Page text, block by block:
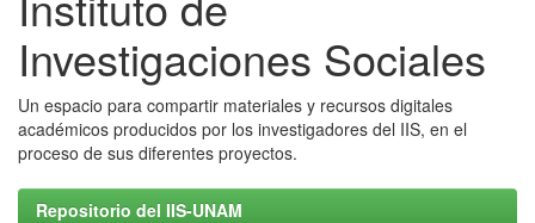
Investigaciones Sociales
Un espacio para compartir materiales y recursos digitales
académicos producidos por los investigadores del IIS, en el
proceso de sus diferentes proyectos.
Repositorio del IIS-UNAM